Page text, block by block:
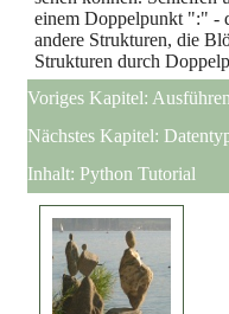
einem Doppelpunkt ":" -
andere Strukturen, die
Strukturen durch
Voriges Kapitel:
Nächstes Kapitel:
Inhalt: Python Tutorial